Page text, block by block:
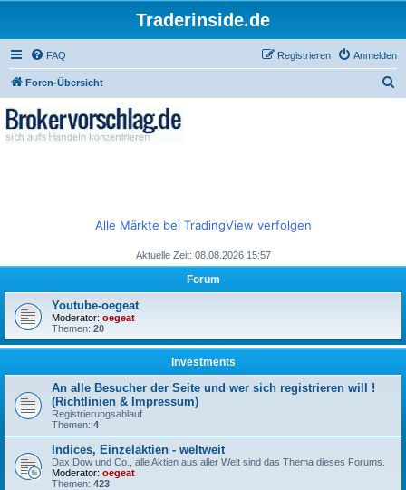
Traderinside.de
FAQ Anmelden
Registrieren
Foren-Übersicht
Alle Märkte bei TradingView verfolgen
Aktuelle Zeit: 08.08.2026 15:57
Forum
Youtube-oegeat
Moderator: oegeat
Themen: 20
Investments
An alle Besucher der Seite und wer sich registrieren will !
(Richtlinien & Impressum)
Registrierungsablauf
Themen: 4
Indices, Einzelaktien - weltweit
Dax Dow und Co., alle Aktien aus aller Welt sind das Thema dieses Forums.
Moderator: oegeat
Themen: 423